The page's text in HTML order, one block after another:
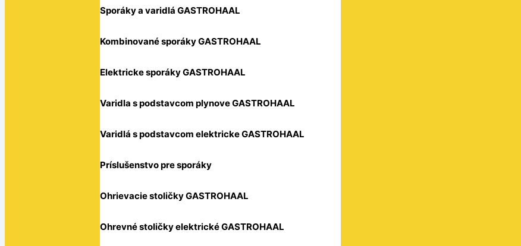
Sporáky a varidlá GASTROHAAL
Kombinované sporáky GASTROHAAL
Elektricke sporáky GASTROHAAL
Varidla s podstavcom plynove GASTROHAAL
Varidlá s podstavcom elektricke GASTROHAAL
Príslušenstvo pre sporáky
Ohrievacie stoličky GASTROHAAL
Ohrevné stoličky elektrické GASTROHAAL